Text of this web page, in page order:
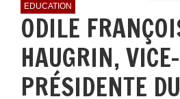
EDUCATION
ODILE
HAUGRIN, VICE-
PRÉSIDENTE